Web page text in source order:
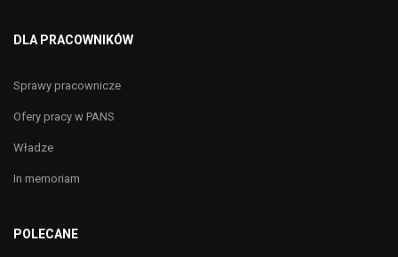
DLA PRACOWNIKÓW
Sprawy pracownicze
Ofery pracy w PANS
Władze
In memoriam
POLECANE